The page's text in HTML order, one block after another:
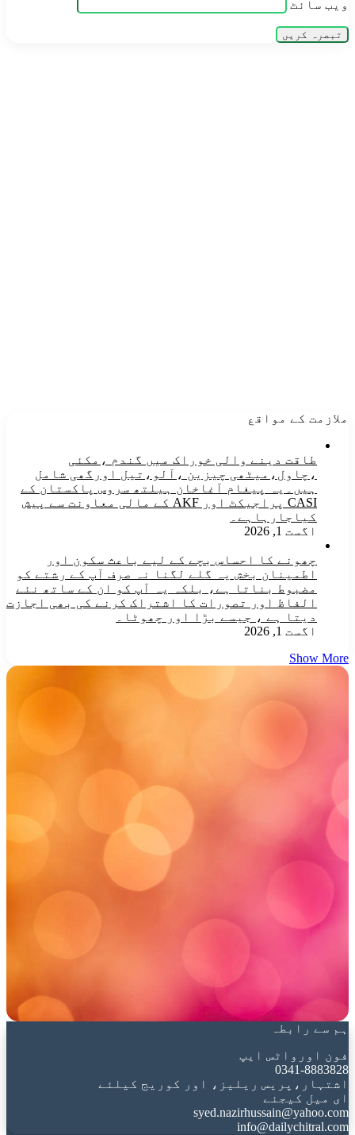
ویب‌ سائٹ
ملازمت کے مواقع
طاقت دینے والی خوراک میں گندم ،مکئی
،چاول،میٹھی چیزین ،آلو،تیل اورگھی شامل
ہیں۔یہ پیغام آغاخان ہیلتھ سروس پاکستان کے
CASI پراجیکٹ اور AKF کے مالی معاونت سے پیش
کیاجارہاہے۔
اگست 1, 2026
چھونے کا احساس بچے کے لیے باعث سکون اور
اطمینان بخش یہ گلے لگنا نہ صرف آپ کے رشتے کو
مضبوط بناتا ہے، بلکہ یہ آپ کو ان کے ساتھ نئے
الفاظ اور تصورات کا اشتراک کرنے کی بھی اجازت
دیتا ہے ، جیسے بڑا اور چھوٹا۔
اگست 1, 2026
Show More
ہم سے رابطہ
فون اورواٹس ایپ
0341-8883828
اشتہار،پریس ریلیز، اور کوریج کیلئے
ای میل کیجئے
syed.nazirhussain@yahoo.com
info@dailychitral.com